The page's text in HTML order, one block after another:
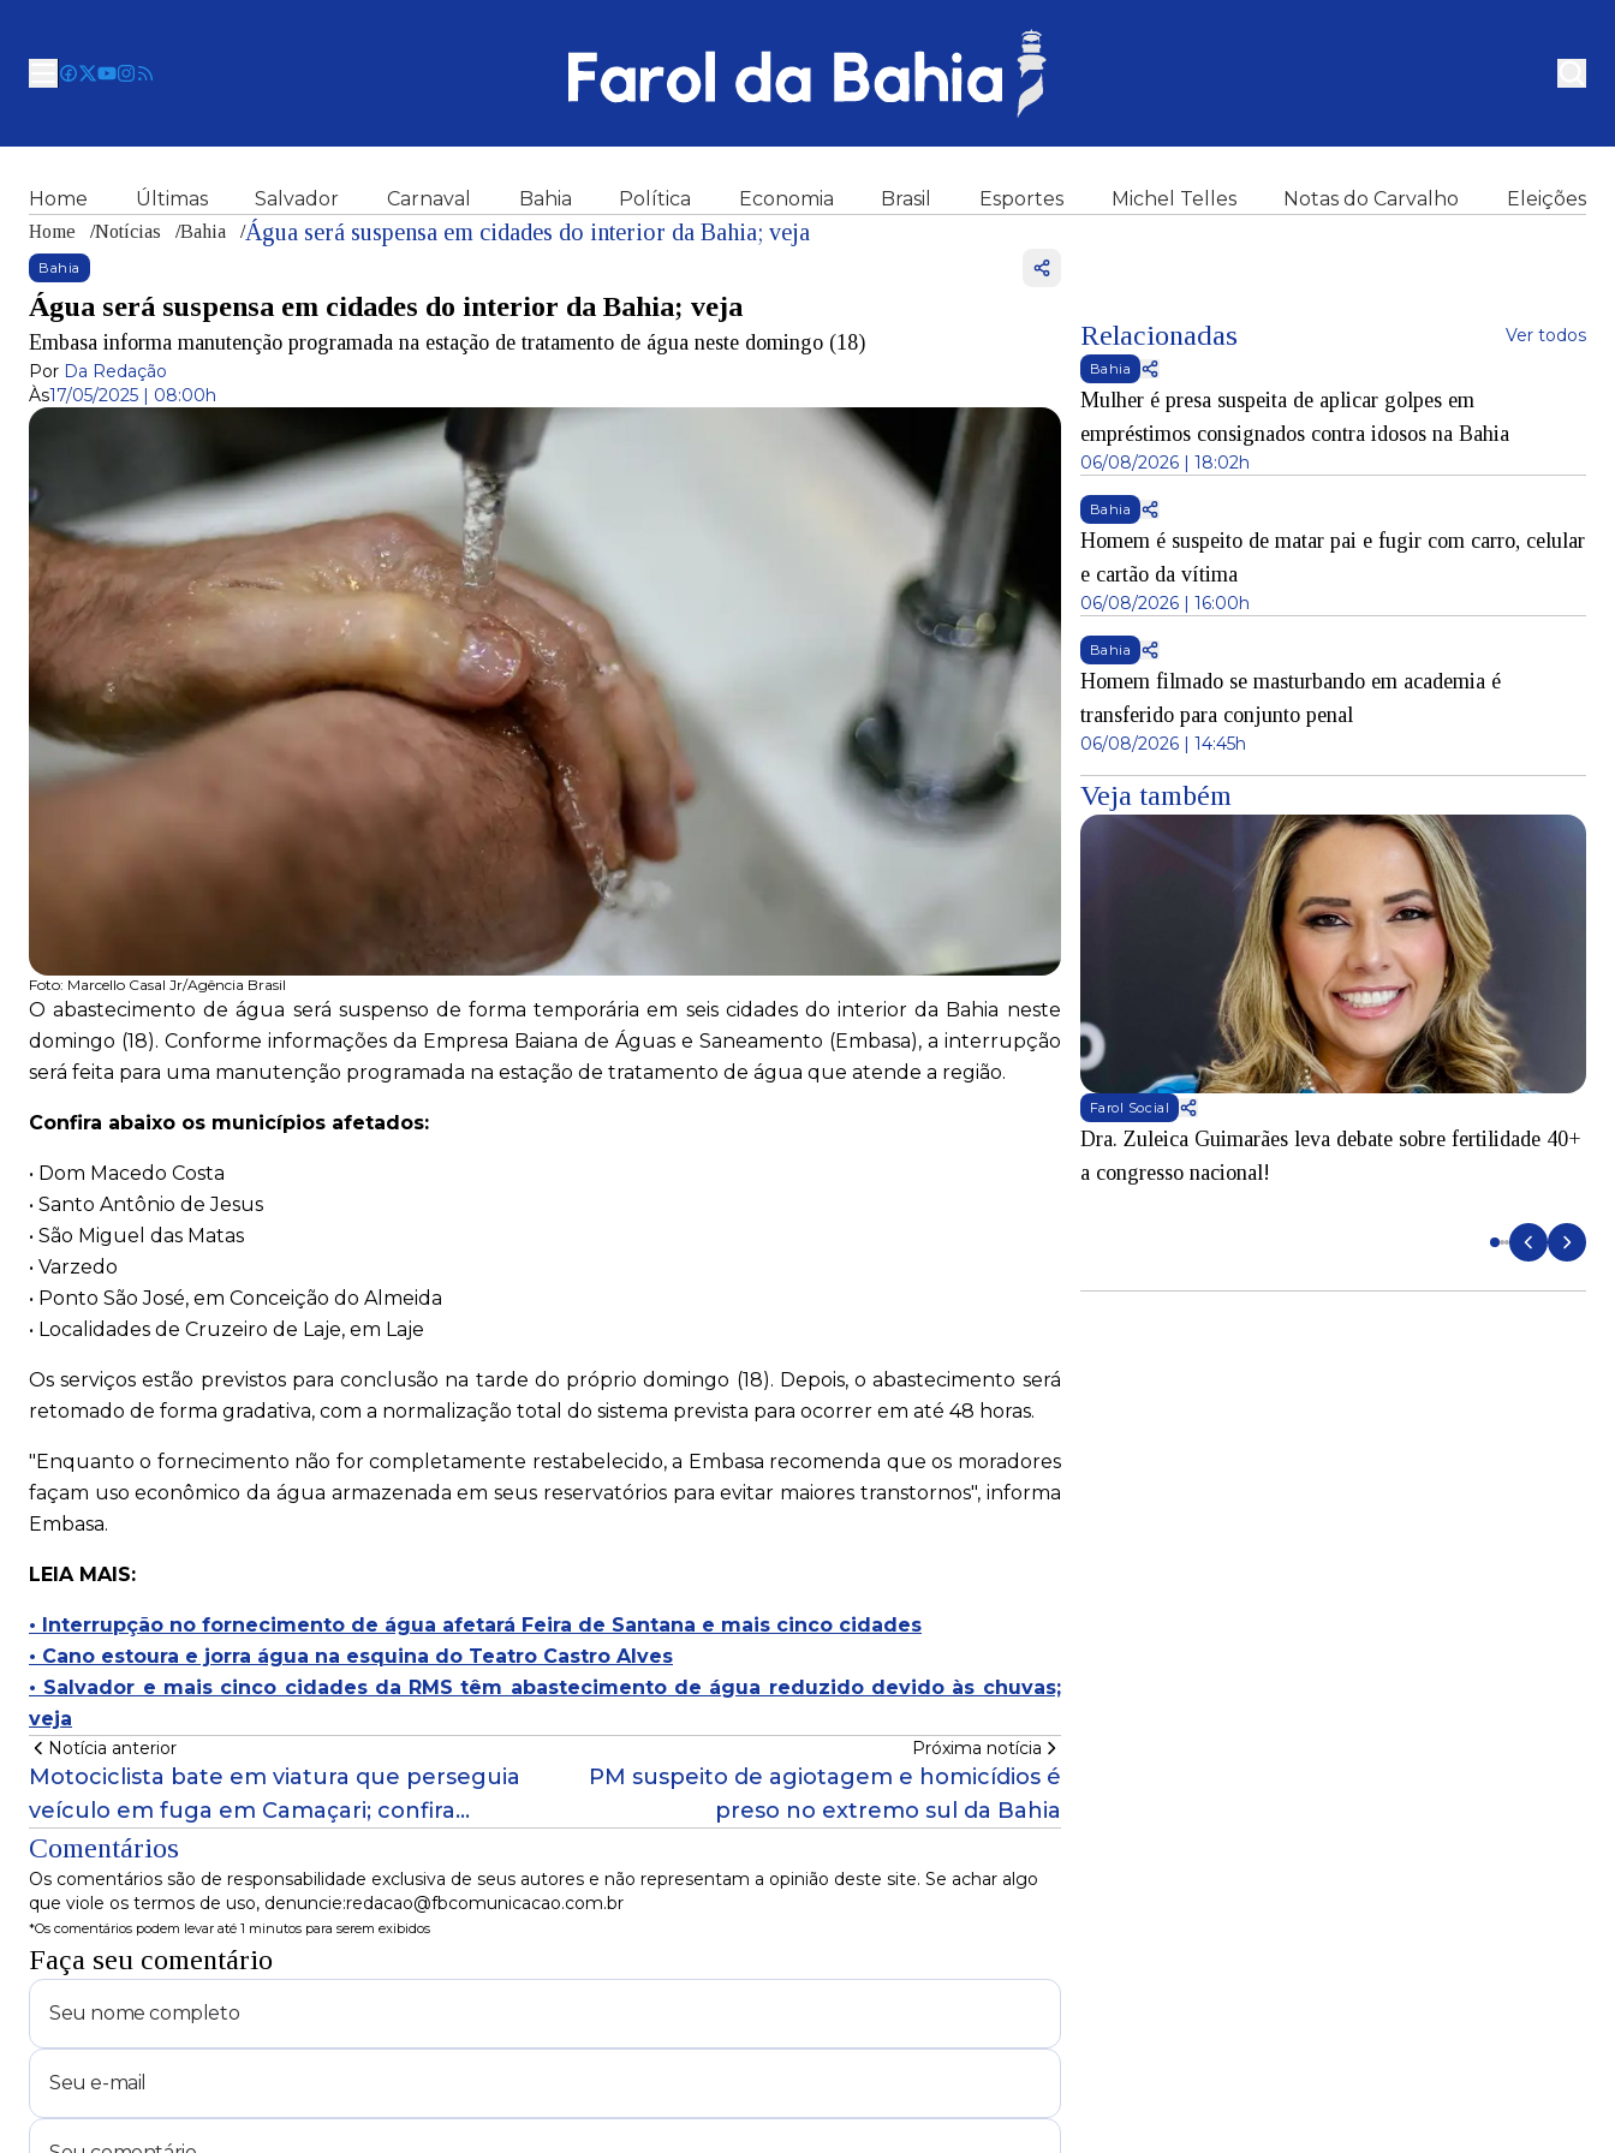
Home Últimas Salvador Carnaval Bahia Política Economia Brasil Esportes Michel Telles Notas do Carvalho Eleições
Home /Notícias /Bahia /Água será suspensa em cidades do interior da Bahia; veja
Bahia
Água será suspensa em cidades do interior da Bahia; veja
Embasa informa manutenção programada na estação de tratamento de água neste domingo (18)
Por Da Redação
Às17/05/2025 | 08:00h
Foto: Marcello Casal Jr/Agência Brasil
O abastecimento de água será suspenso de forma temporária em seis cidades do interior da Bahia neste
domingo (18). Conforme informações da Empresa Baiana de Águas e Saneamento (Embasa), a interrupção
será feita para uma manutenção programada na estação de tratamento de água que atende a região.
Confira abaixo os municípios afetados:
• Dom Macedo Costa
• Santo Antônio de Jesus
• São Miguel das Matas
• Varzedo
• Ponto São José, em Conceição do Almeida
• Localidades de Cruzeiro de Laje, em Laje
Os serviços estão previstos para conclusão na tarde do próprio domingo (18). Depois, o abastecimento será
retomado de forma gradativa, com a normalização total do sistema prevista para ocorrer em até 48 horas.
"Enquanto o fornecimento não for completamente restabelecido, a Embasa recomenda que os moradores
façam uso econômico da água armazenada em seus reservatórios para evitar maiores transtornos", informa
Embasa.
LEIA MAIS:
• Interrupção no fornecimento de água afetará Feira de Santana e mais cinco cidades
• Cano estoura e jorra água na esquina do Teatro Castro Alves
• Salvador e mais cinco cidades da RMS têm abastecimento de água reduzido devido às chuvas;
veja
Notícia anterior
Motociclista bate em viatura que perseguia
veículo em fuga em Camaçari; confira
material apreendido
Próxima notícia
PM suspeito de agiotagem e homicídios é
preso no extremo sul da Bahia
Comentários
Os comentários são de responsabilidade exclusiva de seus autores e não representam a opinião deste site. Se achar algo
que viole os termos de uso, denuncie:redacao@fbcomunicacao.com.br
*Os comentários podem levar até 1 minutos para serem exibidos
Faça seu comentário
Relacionadas Ver todos
Bahia
Mulher é presa suspeita de aplicar golpes em
empréstimos consignados contra idosos na Bahia
06/08/2026 | 18:02h
Bahia
Homem é suspeito de matar pai e fugir com carro, celular
e cartão da vítima
06/08/2026 | 16:00h
Bahia
Homem filmado se masturbando em academia é
transferido para conjunto penal
06/08/2026 | 14:45h
Veja também
Farol Social
Dra. Zuleica Guimarães leva debate sobre fertilidade 40+
a congresso nacional!